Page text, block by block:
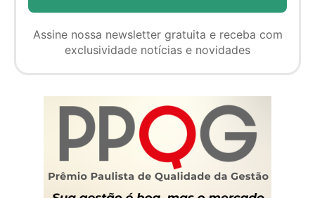
Assine nossa newsletter gratuita e receba com
exclusividade notícias e novidades